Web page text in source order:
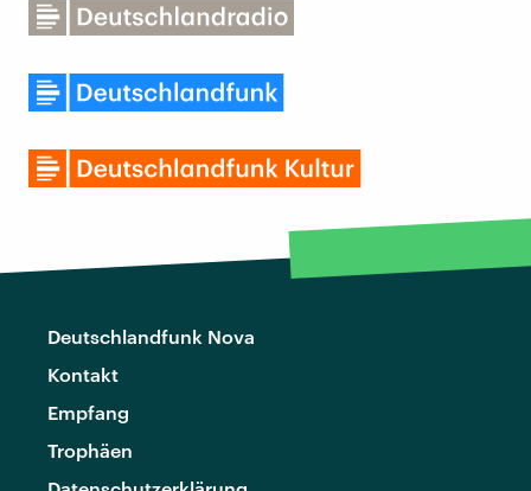
Deutschlandfunk Nova
Kontakt
Empfang
Trophäen